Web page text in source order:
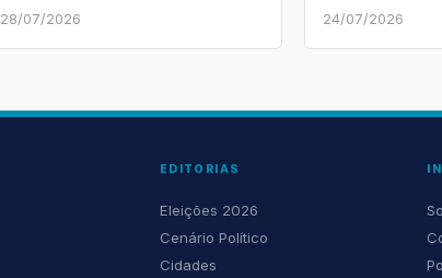
28/07/2026 24/07/2026
EDITORIAS
Eleições 2026
Cenário Político
Cidades